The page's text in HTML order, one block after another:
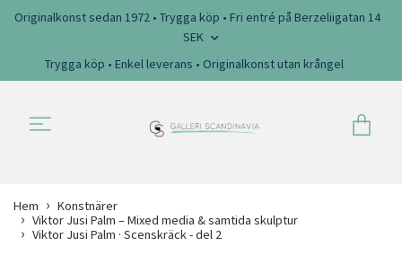
Originalkonst sedan 1972 • Trygga köp • Fri entré på Berzeliigatan 14
SEK
Trygga köp • Enkel leverans • Originalkonst utan krångel
Hem
Konstnärer
Viktor Jusi Palm – Mixed media & samtida skulptur
Viktor Jusi Palm · Scenskräck - del 2